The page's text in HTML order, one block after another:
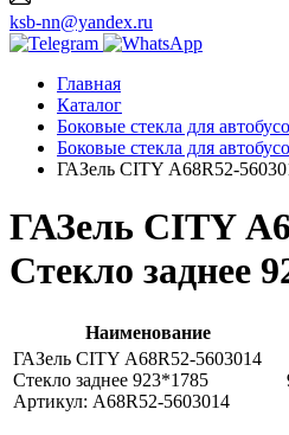
ksb-nn@yandex.ru
Главная
Каталог
Боковые стекла для
Боковые стекла для
ГАЗель CITY А68R52-
ГАЗель CITY
Стекло заднее
Наименование
ГАЗель CITY А68R52-5603014
Стекло заднее 923*1785
Артикул: А68R52-5603014